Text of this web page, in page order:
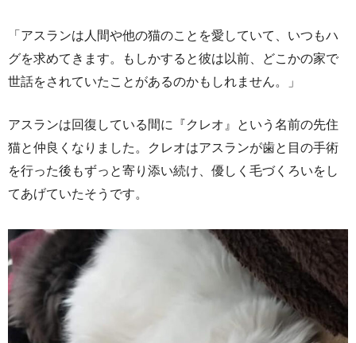
「アスランは人間や他の猫のことを愛していて、いつもハ
グを求めてきます。もしかすると彼は以前、どこかの家で
世話をされていたことがあるのかもしれません。」
アスランは回復している間に『クレオ』という名前の先住
猫と仲良くなりました。クレオはアスランが歯と目の手術
を行った後もずっと寄り添い続け、優しく毛づくろいをし
てあげていたそうです。